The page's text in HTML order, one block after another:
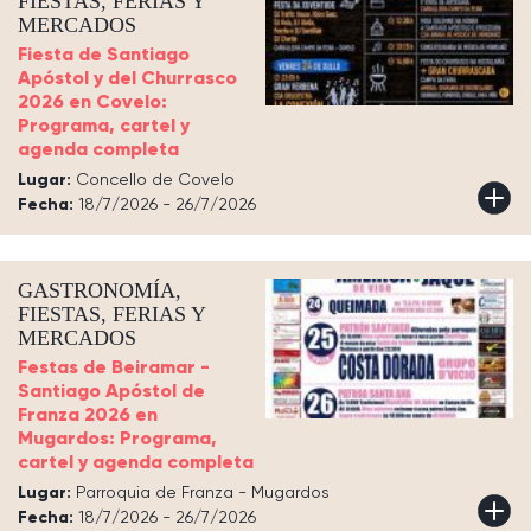
MERCADOS
Fiesta de Santiago
Apóstol y del Churrasco
2026 en Covelo:
Programa, cartel y
agenda completa
Lugar: Concello de Covelo
Fecha: 18/7/2026 - 26/7/2026
GASTRONOMÍA,
FIESTAS, FERIAS Y
MERCADOS
Festas de Beiramar -
Santiago Apóstol de
Franza 2026 en
Mugardos: Programa,
cartel y agenda completa
Lugar: Parroquia de Franza - Mugardos
Fecha: 18/7/2026 - 26/7/2026